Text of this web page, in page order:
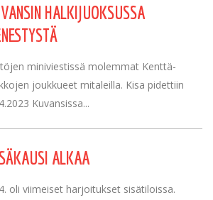
HALKIJUOKSUSSA
miniviestissä molemmat Kenttä-
joukkueet mitaleilla. Kisa pidettiin
Kuvansissa...
ALKAA
oli viimeiset harjoitukset sisätiloissa.